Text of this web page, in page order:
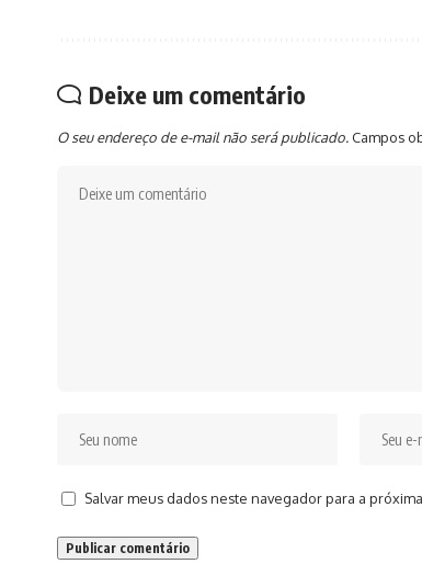
Deixe um comentário
O seu endereço de e-mail não será publicado. Campos
Salvar meus dados neste navegador para a